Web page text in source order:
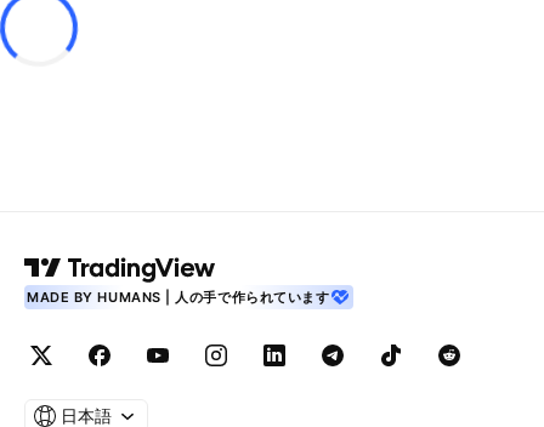
MADE BY HUMANS | 人の手で作られています
日本語